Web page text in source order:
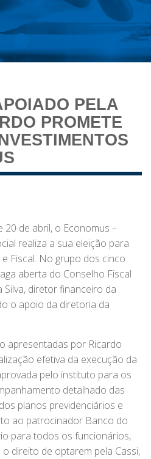
PELA
PROMETE
20 de abril, o Economus –
realiza a sua eleição para
Fiscal. No grupo dos cinco
aberta do Conselho Fiscal
diretor financeiro da
o apoio da diretoria da
apresentadas por Ricardo
efetiva da execução da
pelo instituto para os
detalhado das
planos previdenciários e
ao patrocinador Banco do
para todos os funcionários,
direito de optarem pela Cassi,